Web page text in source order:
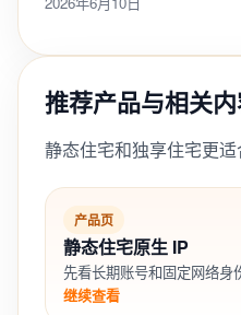
推荐产品与相关
静态住宅和独享住宅更适
产品页
静态住宅原生 IP
先看长期账号和固定网络身
继续查看